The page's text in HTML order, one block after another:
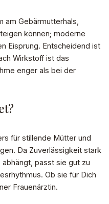
am Gebärmutterhals,
können; moderne
Eisprung. Entscheidend ist
Wirkstoff ist das
enger als bei der
für stillende Mütter und
Da Zuverlässigkeit stark
passt sie gut zu
Ob sie für Dich
Frauenärztin.